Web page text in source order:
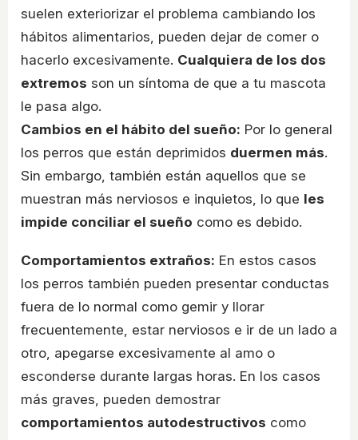
suelen exteriorizar el problema cambiando los
hábitos alimentarios, pueden dejar de comer o
hacerlo excesivamente. Cualquiera de los dos
extremos son un síntoma de que a tu mascota
le pasa algo.
Cambios en el hábito del sueño: Por lo general
los perros que están deprimidos duermen más.
Sin embargo, también están aquellos que se
muestran más nerviosos e inquietos, lo que les
impide conciliar el sueño como es debido.
Comportamientos extraños: En estos casos
los perros también pueden presentar conductas
fuera de lo normal como gemir y llorar
frecuentemente, estar nerviosos e ir de un lado a
otro, apegarse excesivamente al amo o
esconderse durante largas horas. En los casos
más graves, pueden demostrar
comportamientos autodestructivos como